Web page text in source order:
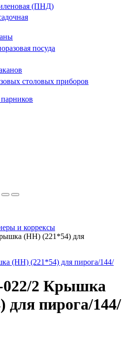
(ПНД)
посуда
столовых приборов
и коррексы
(НН) (221*54) для
022/2 Крышка
пирога/144/